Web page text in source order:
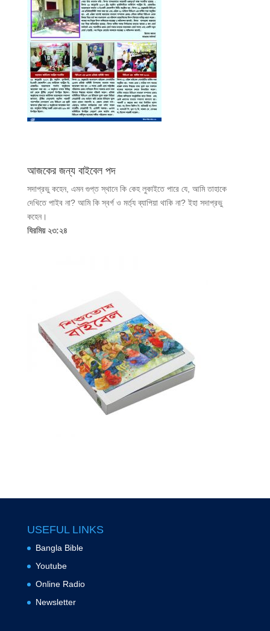
আজকের জন্য বাইবেল পদ
সদাপ্রভু কহেন, এমন গুপ্ত স্থানে কি কেহ লুকাইতে পারে যে, আমি তাহাকে
দেখিতে পাইব না? আমি কি স্বর্গ ও মর্ত্য ব্যাপিয়া থাকি না? ইহা সদাপ্রভু
কহেন।
যিরমিয় ২৩:২৪
USEFUL LINKS
Bangla Bible
Youtube
Online Radio
Newsletter